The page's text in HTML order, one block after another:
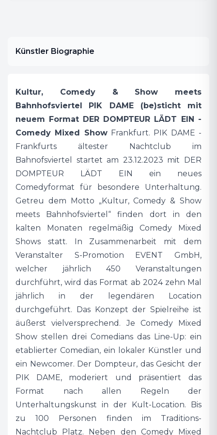
Nachtclub Platz. Neben den Comedy Mixed
Newcomern oder Anhängern der Frankfurter
Comedy-Szene. Auch etablierte Größen wie
Nizar, Tamika Campbell und auch alte Hasen
der Comedyszene werden ihre Programme
testen und Previews in dem einzigartigen
Ambiente des einstigen Stripladens spielen. Ob
Youtuber, Podcaster, Comedians oder
Kabarettisten, die Facetten an Künstlern ist so
vielseitig wie die Kult-Location des
Bahnhofviertel selbst.
Max Coga, der Besitzer in dritter Generation hat
die PIK DAME über die Jahre hinweg in
Frankfurts Brennpunktbezirk zum In-Club des
Bahnhofsviertels etabliert. Die Umsetzung des
außergewöhnlichen Spielformats kam dieses
Jahr über einen gemeinsamen Bekannten eher
zufällig zu Stande. Mit S-Promotion und der
PIK DAME verschmelzen zwei großartige
Expertisen der Unterhaltungsbranche zu: DER
DOMPTEUR LÄDT EIN.
„Die PIK DAME glänzt seit 1959 mit einer Vielfalt
an verrückten Künstlern, Shows und Events.
Mein Großvater sagte einmal, dass eine Bühne
eine Plattform für jegliche Art des Unsinns sein
Künstler Biographie
Kultur, Comedy & Show meets
Bahnhofsviertel
PIK DAME (be)sticht mit
neuem Format DER DOMPTEUR LÄDT EIN -
Comedy Mixed ShowFrankfurt. PIK DAME -
Frankfurts ältester Nachtclub im
Bahnofsviertel startet am 23.12.2023 mit DER
DOMPTEUR LÄDT EIN ein neues
Comedyformat für besondere Unterhaltung.
Getreu dem Motto „Kultur, Comedy & Show
meets Bahnhofsviertel“ finden dort in den
kalten Monaten regelmäßig Comedy Mixed
Shows statt. In Zusammenarbeit mit dem
Veranstalter S-Promotion EVENT GmbH,
welcher jährlich 450 Veranstaltungen
durchführt, wird das Format ab 2024 zehn Mal
jährlich in der legendären Location
durchgeführt. Das Konzept der Spielreihe ist
äußerst vielversprechend. Je Comedy Mixed
Show stellen drei Comedians das Line-Up: ein
etablierter Comedian, ein lokaler Künstler und
ein Newcomer. Der Dompteur, das Gesicht der
PIK DAME, moderiert und präsentiert das
Format nach allen Regeln der
Unterhaltungskunst in der Kult-Location. Bis
zu 100 Personen finden im Traditions-
Nachtclub Platz. Neben den Comedy Mixed